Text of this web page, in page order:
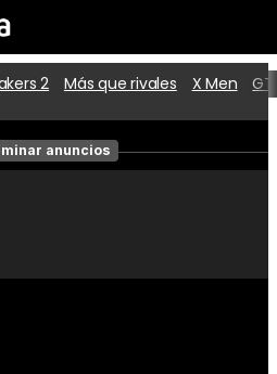
Cartelera
Películas
2 Más que rivales X Men
anuncios